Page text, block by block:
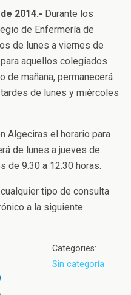
2014.- Durante los
de Enfermería de
de lunes a viernes de
aquellos colegiados
de mañana, permanecerá
de lunes y miércoles
Algeciras el horario para
de lunes a jueves de
de 9.30 a 12.30 horas.
tipo de consulta
a la siguiente
Categories:
Sin categoría